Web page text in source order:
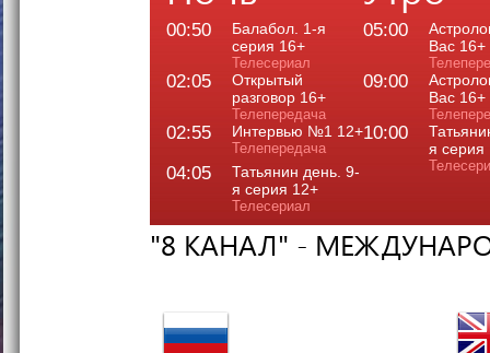
00:50
Балабол. 1-я
серия 16+
Телесериал
02:05
Открытый
разговор 16+
Телепередача
02:55 Интервью №1 12+
Телепередача
04:05
Татьянин день. 9-
я серия 12+
Телесериал
05:00
Вас 16+
09:00
Вас 16+
10:00
я серия
"8 КАНАЛ" -